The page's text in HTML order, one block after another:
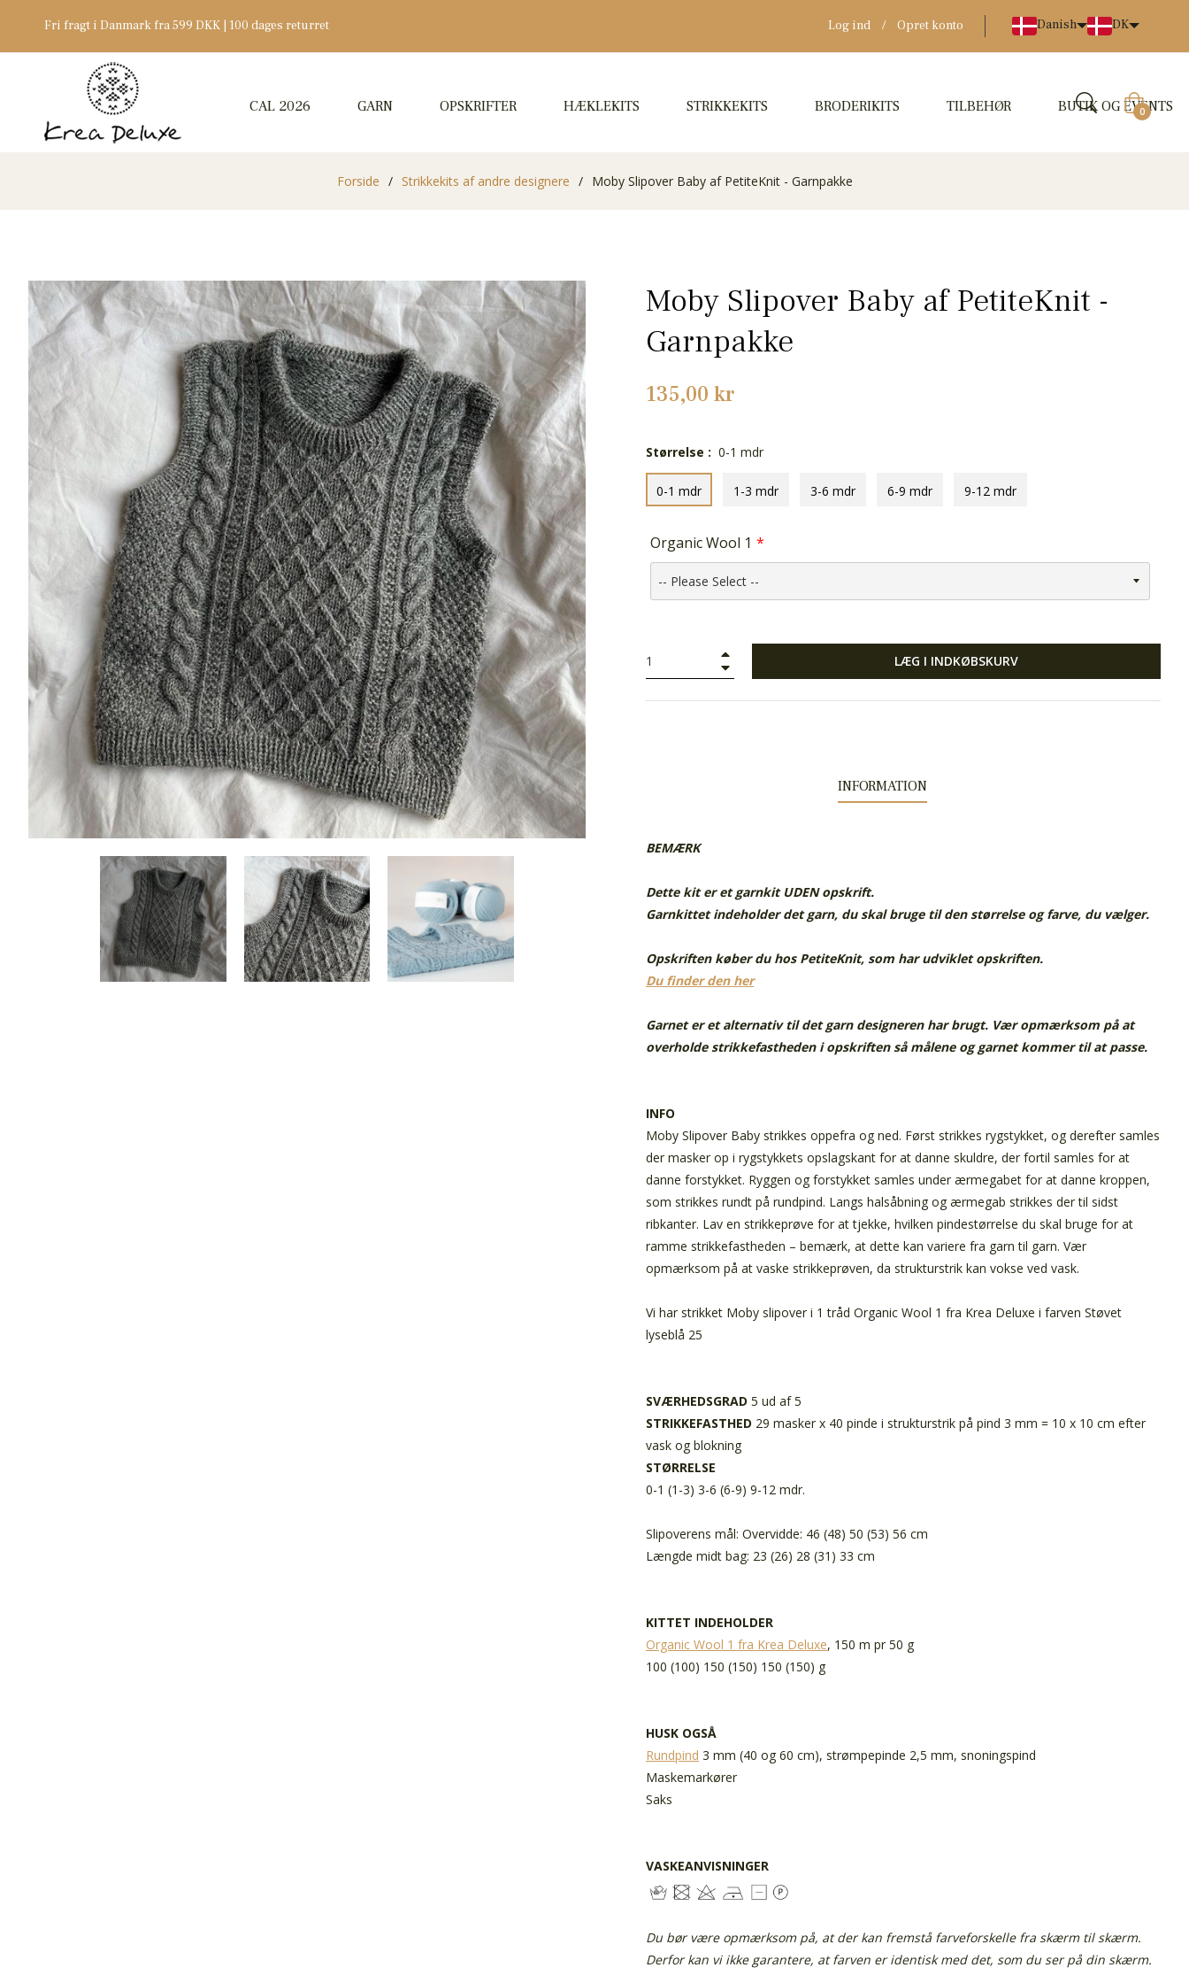
Fri fragt i Danmark fra 599 DKK | 100 dages returret Log ind / Opret konto Danish DK
CAL 2026 GARN OPSKRIFTER HÆKLEKITS STRIKKEKITS BRODERIKITS TILBEHØR BUTIK OG EVENTS
0
Forside / Strikkekits af andre designere / Moby Slipover Baby af PetiteKnit - Garnpakke
Moby Slipover Baby af PetiteKnit -
Garnpakke
Normalpris
135,00 kr
Størrelse : 0-1 mdr
0-1 mdr 1-3 mdr 3-6 mdr 6-9 mdr 9-12 mdr
Organic Wool 1
LÆG I INDKØBSKURV
INFORMATION
BEMÆRK
Dette kit er et garnkit UDEN opskrift.
Garnkittet indeholder det garn, du skal bruge til den størrelse og farve, du vælger.
Opskriften køber du hos PetiteKnit, som har udviklet opskriften.
Du finder den her
Garnet er et alternativ til det garn designeren har brugt. Vær opmærksom på at
overholde strikkefastheden i opskriften så målene og garnet kommer til at passe.
INFO
Moby Slipover Baby strikkes oppefra og ned. Først strikkes rygstykket, og derefter samles
der masker op i rygstykkets opslagskant for at danne skuldre, der fortil samles for at
danne forstykket. Ryggen og forstykket samles under ærmegabet for at danne kroppen,
som strikkes rundt på rundpind. Langs halsåbning og ærmegab strikkes der til sidst
ribkanter. Lav en strikkeprøve for at tjekke, hvilken pindestørrelse du skal bruge for at
ramme strikkefastheden – bemærk, at dette kan variere fra garn til garn. Vær
opmærksom på at vaske strikkeprøven, da strukturstrik kan vokse ved vask.
Vi har strikket Moby slipover i 1 tråd Organic Wool 1 fra Krea Deluxe i farven Støvet
lyseblå 25
SVÆRHEDSGRAD 5 ud af 5
STRIKKEFASTHED 29 masker x 40 pinde i strukturstrik på pind 3 mm = 10 x 10 cm efter
vask og blokning
STØRRELSE
0-1 (1-3) 3-6 (6-9) 9-12 mdr.
Slipoverens mål: Overvidde: 46 (48) 50 (53) 56 cm
Længde midt bag: 23 (26) 28 (31) 33 cm
KITTET INDEHOLDER
Organic Wool 1 fra Krea Deluxe, 150 m pr 50 g
100 (100) 150 (150) 150 (150) g
HUSK OGSÅ
Rundpind 3 mm (40 og 60 cm), strømpepinde 2,5 mm, snoningspind
Maskemarkører
Saks
VASKEANVISNINGER
Du bør være opmærksom på, at der kan fremstå farveforskelle fra skærm til skærm.
Derfor kan vi ikke garantere, at farven er identisk med det, som du ser på din skærm.